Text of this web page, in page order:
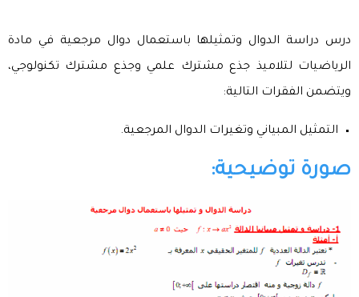
درس دراسة الدوال وتمثيلها باستعمال دوال مرجعية في مادة
الرياضيات لتلاميذ جذع مشترك علمي وجذع مشترك تكنولوجي،
ويتضمن الفقرات التالية:
التمثيل المبياني وتغيرات الدوال المرجعية.
صورة توضيحية: